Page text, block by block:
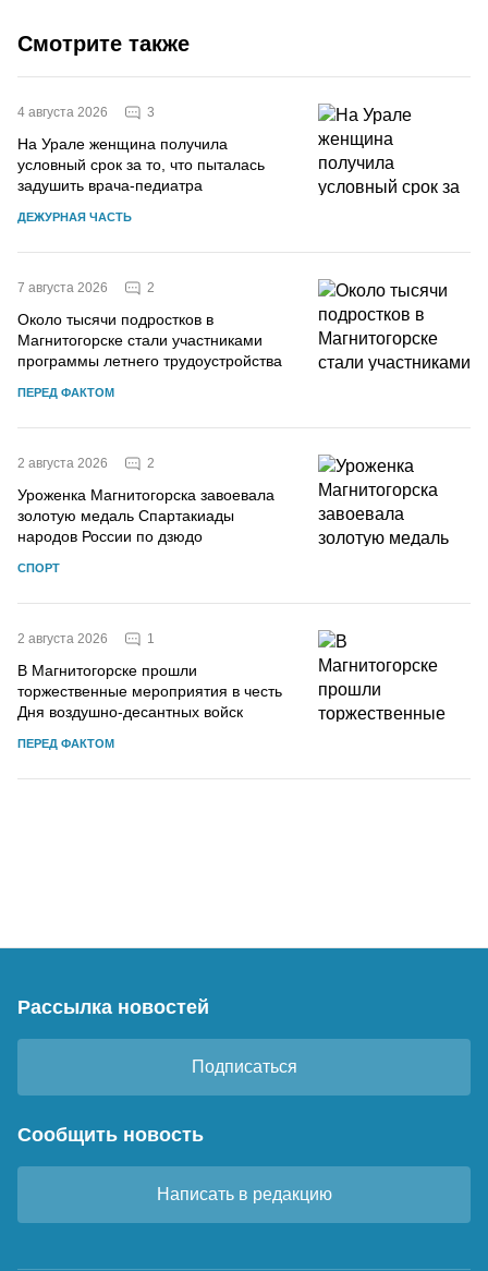
Смотрите также
4 августа 2026 3
На Урале женщина получила
условный срок за то, что пыталась
задушить врача-педиатра
ДЕЖУРНАЯ ЧАСТЬ
7 августа 2026 2
Около тысячи подростков в
Магнитогорске стали участниками
программы летнего трудоустройства
ПЕРЕД ФАКТОМ
2 августа 2026 2
Уроженка Магнитогорска завоевала
золотую медаль Спартакиады
народов России по дзюдо
СПОРТ
2 августа 2026 1
В Магнитогорске прошли
торжественные мероприятия в честь
Дня воздушно-десантных войск
ПЕРЕД ФАКТОМ
Рассылка новостей
Подписаться
Сообщить новость
Написать в редакцию